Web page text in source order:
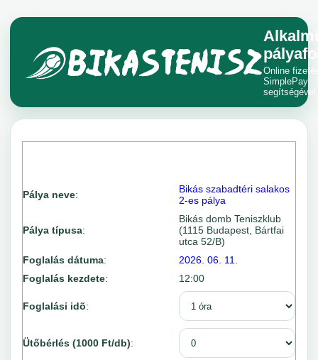
Alkalmi
Online
SimplePay
segítségével.
Pálya neve:
Bikás szabadtéri salakos
2-es pálya
Pálya típusa:
Bikás domb Teniszklub
(1115 Budapest, Bártfai
utca 52/B)
Foglalás dátuma:
2026. 06. 11.
Foglalás kezdete: 12:00
Foglalási idõ:
Ütőbérlés (1000 Ft/db):